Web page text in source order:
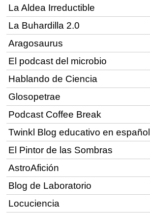
La Aldea Irreductible
La Buhardilla 2.0
Aragosaurus
El podcast del microbio
Hablando de Ciencia
Glosopetrae
Podcast Coffee Break
Twinkl Blog educativo en español
El Pintor de las Sombras
AstroAfición
Blog de Laboratorio
Locuciencia